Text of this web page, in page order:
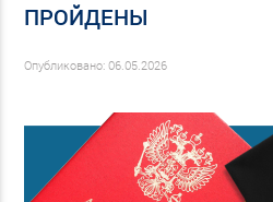
ПРОЙДЕНЫ
Опубликовано: 06.05.2026